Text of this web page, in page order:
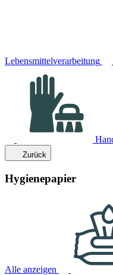
Lebensmittelverarbeitung
Zurück
Hygienepapier
Alle anzeigen